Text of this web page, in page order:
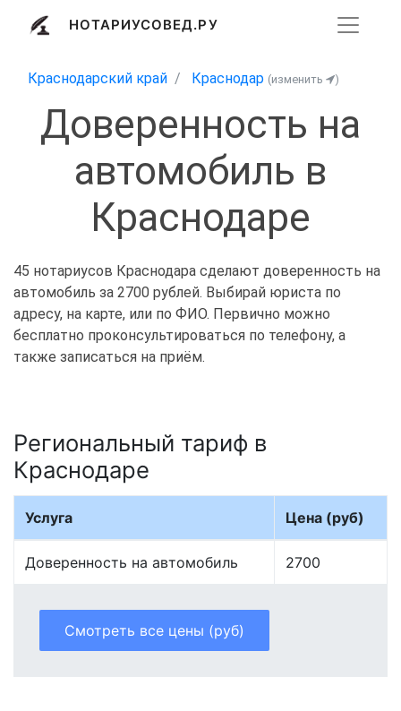
НОТАРИУСОВЕД.РУ
Краснодарский край Краснодар (изменить )
Доверенность на
автомобиль в
Краснодаре
45 нотариусов Краснодара сделают доверенность на
автомобиль за 2700 рублей. Выбирай юриста по
адресу, на карте, или по ФИО. Первично можно
бесплатно проконсультироваться по телефону, а
также записаться на приём.
Региональный тариф в
Краснодаре
Услуга Цена (руб)
Доверенность на автомобиль 2700
Смотреть все цены (руб)